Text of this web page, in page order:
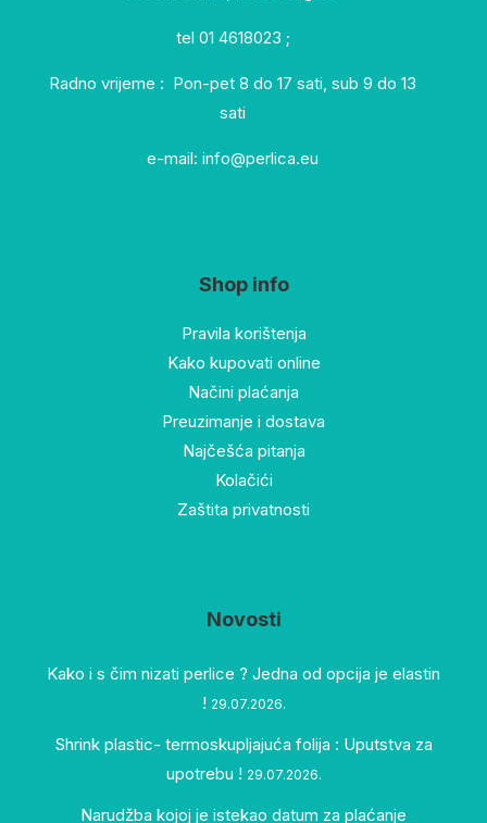
tel 01 4618023 ;
Radno vrijeme : Pon-pet 8 do 17 sati, sub 9 do 13
sati
e-mail: info@perlica.eu
Shop info
Pravila korištenja
Kako kupovati online
Načini plaćanja
Preuzimanje i dostava
Najčešća pitanja
Kolačići
Zaštita privatnosti
Novosti
Kako i s čim nizati perlice ? Jedna od opcija je elastin
! 29.07.2026.
Shrink plastic- termoskupljajuća folija : Uputstva za
upotrebu ! 29.07.2026.
Narudžba kojoj je istekao datum za plaćanje